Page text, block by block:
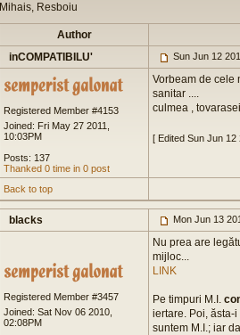
Mihais, Resboiu
Author
inCOMPATIBILU'
Sun Jun 12
Registered Member #4153
Joined: Fri May 27 2011,
10:03PM
Posts: 137
Thanked 0 time in 0 post
Vorbeam de cele
sanitar ....
culmea ,
[ Edited Sun Jun 12
Back to top
blacks Mon Jun 13
Registered Member #3457
Joined: Sat Nov 06 2010,
02:08PM
Nu prea are
mijloc...
LINK
Pe timpuri M.I.
iertare. Poi, ăsta-
suntem M.I.; iar